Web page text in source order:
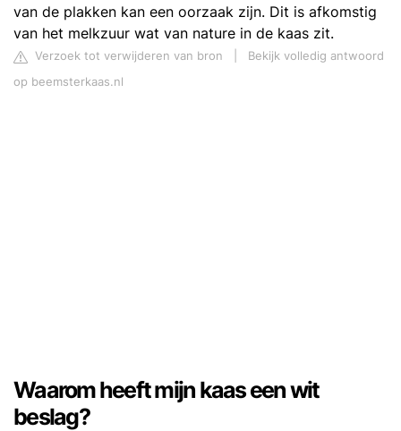
van de plakken kan een oorzaak zijn. Dit is afkomstig
van het melkzuur wat van nature in de kaas zit.
Verzoek tot verwijderen van bron
Bekijk volledig antwoord
op beemsterkaas.nl
Waarom heeft mijn kaas een wit
beslag?